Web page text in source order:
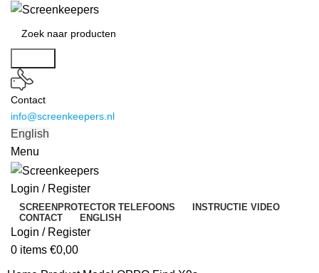
Contact
info@screenkeepers.nl
English
Menu
Login / Register
SCREENPROTECTOR TELEFOONS
INSTRUCTIE VIDEO
CONTACT
ENGLISH
Login / Register
0 items €0,00